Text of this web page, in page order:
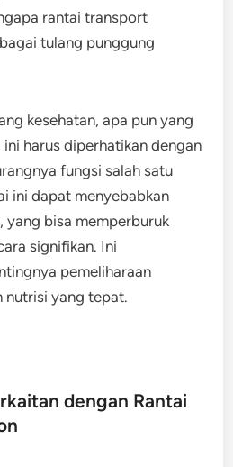
rantai transport
tulang punggung
kesehatan, apa pun yang
harus diperhatikan dengan
fungsi salah satu
ini dapat menyebabkan
bisa memperburuk
signifikan. Ini
pemeliharaan
nutrisi yang tepat.
dengan Rantai